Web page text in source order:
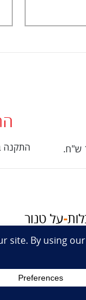
התקנה
על טנור
אתר